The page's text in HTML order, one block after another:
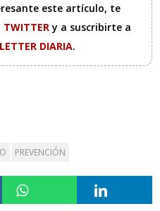
este artículo, te
TWITTERy a suscribirte a
DIARIA.
PREVENCIÓN